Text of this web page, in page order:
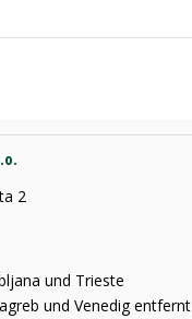
2
und Trieste
und Venedig entfernt